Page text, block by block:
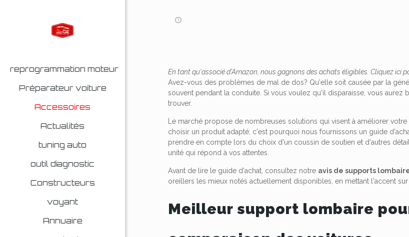
reprogrammation moteur
Préparateur voiture
Accessoires
Actualités
tuning auto
outil diagnostic
Constructeurs
voyant
Annuaire
En tant qu'associé d'Amazon, nous gagnons des achats éligibles. Cliquez ici
Avez-vous des problèmes de mal de dos? Qu'elle soit causée par la
souvent pendant la conduite. Si vous voulez qu'il disparaisse, vous aurez
trouver.
Le marché propose de nombreuses solutions qui visent à améliorer
choisir un produit adapté, c'est pourquoi nous fournissons un guide
prendre en compte lors du choix d'un coussin de soutien et d'autres
unité qui répond à vos attentes.
Avant de lire le guide d'achat, consultez notre avis de supports
oreillers les mieux notés actuellement disponibles, en mettant l'accent sur
Meilleur support lombaire